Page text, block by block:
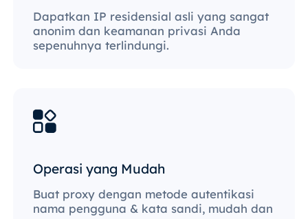
Dapatkan IP residensial asli yang sangat
anonim dan keamanan privasi Anda
sepenuhnya terlindungi.
Operasi yang Mudah
Buat proxy dengan metode autentikasi
nama pengguna & kata sandi, mudah dan